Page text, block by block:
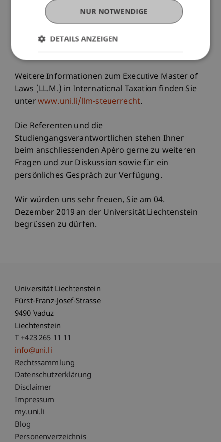
> Steuerverfahrens- und Steuerstrafrecht: LI, AT,
> Fallstudien und Fallbeispiele zur Internationalen
Steuerplanung
Weitere Informationen zum Executive Master of
Laws (LL.M.) in International Taxation finden Sie
unterwww.uni.li/llm-steuerrecht.
Die Referenten und die
Studiengangsverantwortlichen stehen Ihnen
beim anschliessenden Apéro gerne zu weiteren
Fragen und zur Diskussion sowie für ein
persönliches Gespräch zur Verfügung.
Wir würden uns sehr freuen, Sie am 04.
Dezember 2019 an der Universität Liechtenstein
begrüssen zu dürfen.
Universität Liechtenstein
Fürst-Franz-Josef-Strasse
9490 Vaduz
Liechtenstein
T +423 265 11 11
info@uni.li
Fußzeile Rechtliche Hinweise
Rechtssammlung
Datenschutzerklärung
Disclaimer
Impressum
Fußzeile Subdomain-Verzeichnis
my.uni.li
Blog
Personenverzeichnis
NUR NOTWENDIGE
DETAILS ANZEIGEN